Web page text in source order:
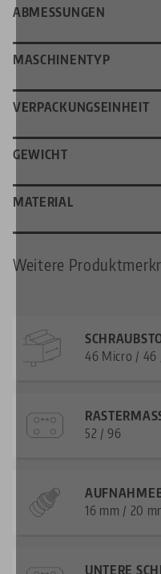
ABMESSUNGEN
MASCHINENTYP
VERPACKUNGSEINHEIT
GEWICHT
MATERIAL
Weitere
46 Micro / 46
52 / 96
16 mm / 20
UNTERE